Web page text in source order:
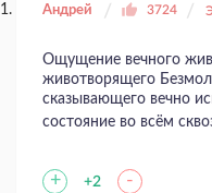
Андрей 3724
Ощущение вечного
животворящего
сказывающего вечно
состояние во всём
+ +2 -